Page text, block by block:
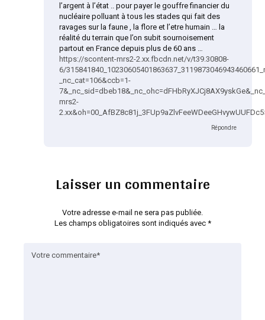
l’argent à l’état .. pour payer le gouffre financier du
nucléaire polluant à tous les stades qui fait des
ravages sur la faune , la flore et l’etre humain … la
réalité du terrain que l’on subit sournoisement
partout en France depuis plus de 60 ans …
https://scontent-mrs2-2.xx.fbcdn.net/v/t39.30808-
6/
_nc_cat=106&ccb=1-
mrs2-
Répondre
Laisser un commentaire
Votre adresse e-mail ne sera pas publiée.
Les champs obligatoires sont indiqués avec *